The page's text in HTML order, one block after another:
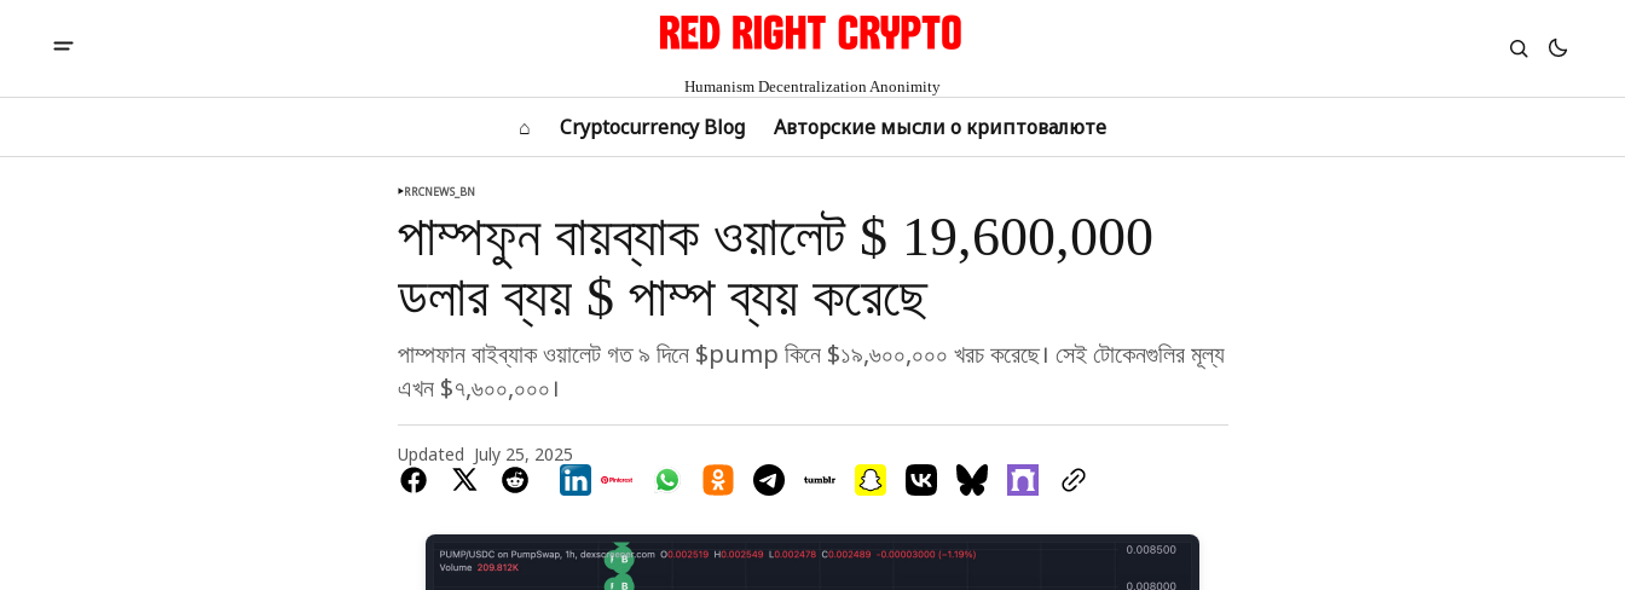
Humanism Decentralization Anonimity
⌂ Cryptocurrency Blog Авторские мысли о криптовалюте
RRCNEWS_BN
পাম্পফুন বায়ব্যাক ওয়ালেট $ 19,600,000
ডলার ব্যয় $ পাম্প ব্যয় করেছে
পাম্পফান বাইব্যাক ওয়ালেট গত ৯ দিনে $pump কিনে $১৯,৬০০,০০০ খরচ করেছে। সেই টোকেনগুলির মূল্য
এখন $৭,৬০০,০০০।
Updated July 25, 2025